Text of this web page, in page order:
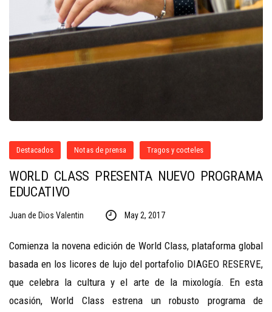
Destacados Notas de prensa Tragos y cocteles
WORLD CLASS PRESENTA NUEVO PROGRAMA
EDUCATIVO
Juan de Dios Valentin May 2, 2017
Comienza la novena edición de World Class, plataforma global
basada en los licores de lujo del portafolio DIAGEO RESERVE,
que celebra la cultura y el arte de la mixología. En esta
ocasión, World Class estrena un robusto programa de